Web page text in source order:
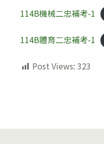
114B機械二忠補考-1
114B體育二忠補考-1
Post Views: 323